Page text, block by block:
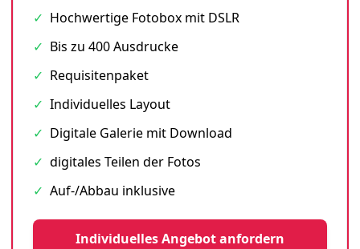
✓ Hochwertige Fotobox mit DSLR
✓ Bis zu 400 Ausdrucke
✓ Requisitenpaket
✓ Individuelles Layout
✓ Digitale Galerie mit Download
✓ digitales Teilen der Fotos
✓ Auf-/Abbau inklusive
Individuelles Angebot anfordern